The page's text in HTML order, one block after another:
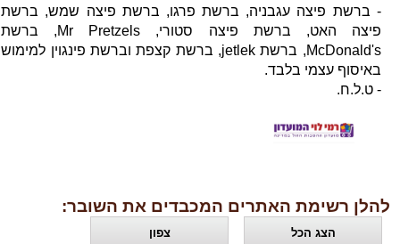
- ברשת פיצה עגבניה, ברשת פרגו, ברשת פיצה שמש, ברשת
פיצה האט, ברשת פיצה סטורי, Mr Pretzels, ברשת
McDonald's, ברשת jetlek, ברשת קצפת וברשת פינגוין למימוש
באיסוף עצמי בלבד.
- ט.ל.ח.
להלן רשימת האתרים המכבדים את השובר:
הצג הכל צפון